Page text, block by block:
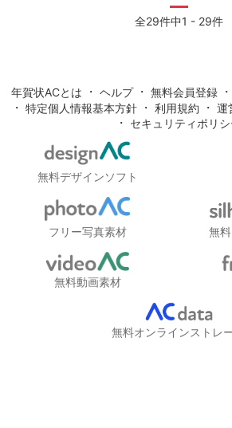
全29件中1 - 29件
年賀状ACとは ・ ヘルプ・ 無料会員登録・
・ 特定個人情報基本方針 ・ 利用規約 ・ 運
・ セキュリティポリシ
無料デザインソフト
フリー写真素材 無
無料動画素材
無料オンラインストレ